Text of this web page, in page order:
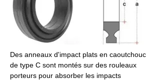
Des anneaux d'impact plats en caoutchouc
de type C sont montés sur des rouleaux
porteurs pour absorber les impacts